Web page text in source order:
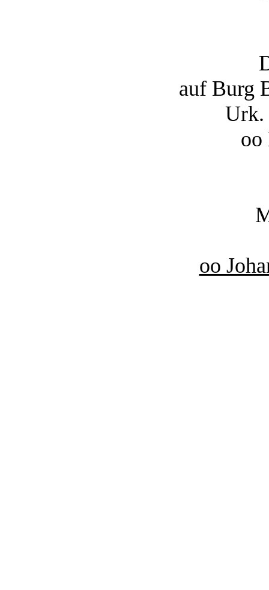
auf Burg
Urk.
oo
oo